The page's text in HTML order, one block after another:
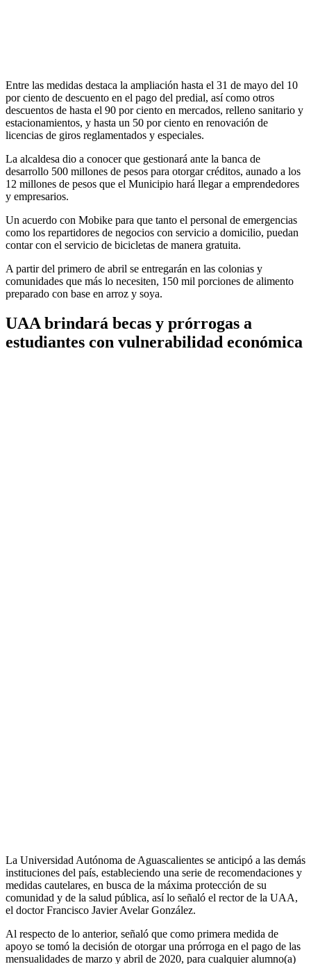
Entre las medidas destaca la ampliación hasta el 31 de mayo del 10
por ciento de descuento en el pago del predial, así como otros
descuentos de hasta el 90 por ciento en mercados, relleno sanitario y
estacionamientos, y hasta un 50 por ciento en renovación de
licencias de giros reglamentados y especiales.
La alcaldesa dio a conocer que gestionará ante la banca de
desarrollo 500 millones de pesos para otorgar créditos, aunado a los
12 millones de pesos que el Municipio hará llegar a emprendedores
y empresarios.
Un acuerdo con Mobike para que tanto el personal de emergencias
como los repartidores de negocios con servicio a domicilio, puedan
contar con el servicio de bicicletas de manera gratuita.
A partir del primero de abril se entregarán en las colonias y
comunidades que más lo necesiten, 150 mil porciones de alimento
preparado con base en arroz y soya.
UAA brindará becas y prórrogas a
estudiantes con vulnerabilidad económica
La Universidad Autónoma de Aguascalientes se anticipó a las demás
instituciones del país, estableciendo una serie de recomendaciones y
medidas cautelares, en busca de la máxima protección de su
comunidad y de la salud pública, así lo señaló el rector de la UAA,
el doctor Francisco Javier Avelar González.
Al respecto de lo anterior, señaló que como primera medida de
apoyo se tomó la decisión de otorgar una prórroga en el pago de las
mensualidades de marzo y abril de 2020, para cualquier alumno(a)